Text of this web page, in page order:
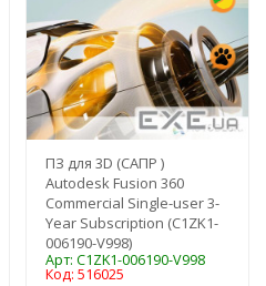
ПЗ для 3D (САПР )
Autodesk Fusion 360
Commercial Single-user 3-
Year Subscription (C1ZK1-
006190-V998)
Арт: C1ZK1-006190-V998
Код: 516025